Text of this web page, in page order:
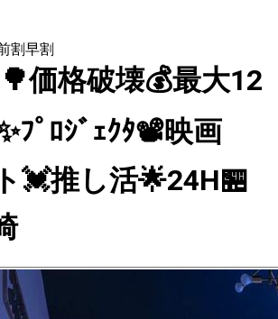
割早割
価格破壊💰最大12
ﾌﾟﾛｼﾞｪｸﾀ📽️映画
💓推し活🌟24H🏪